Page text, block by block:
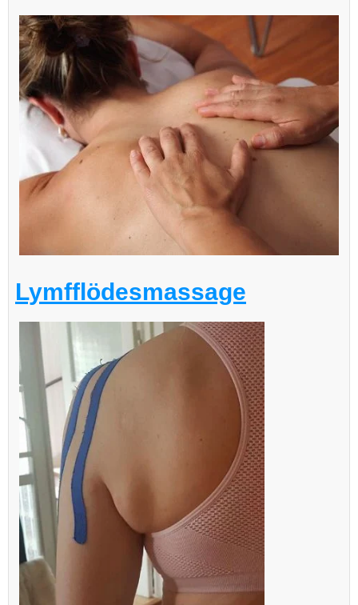
Lymfflödesmassage